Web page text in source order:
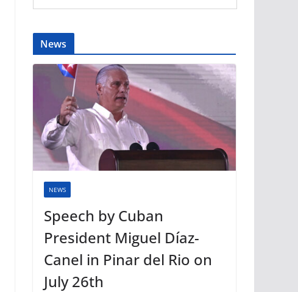
News
NEWS
Speech by Cuban
President Miguel Díaz-
Canel in Pinar del Rio on
July 26th